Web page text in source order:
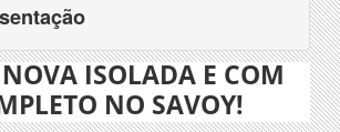
NOVA ISOLADA E COM
NO SAVOY!